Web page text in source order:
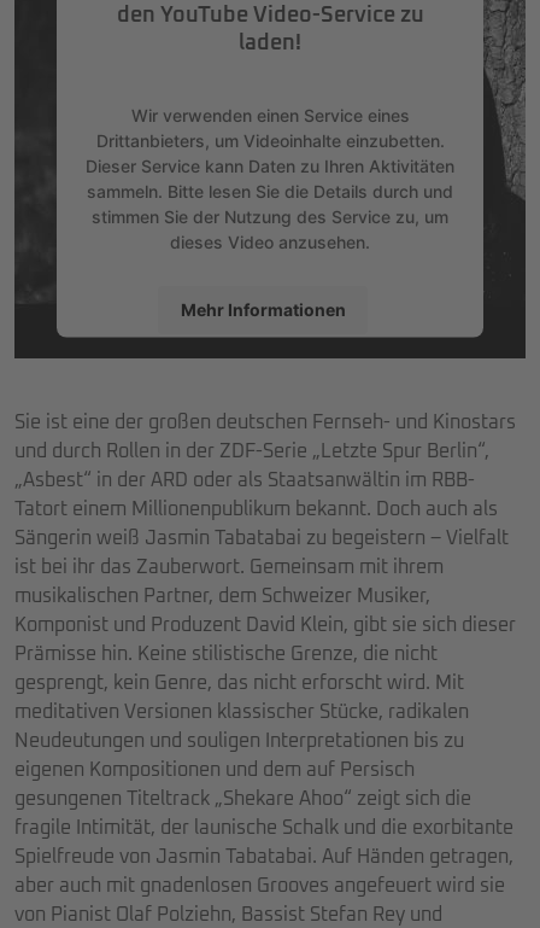
Sie ist eine der großen deutschen Fernseh- und Kinostars
und durch Rollen in der ZDF-Serie „Letzte Spur Berlin“,
„Asbest“ in der ARD oder als Staatsanwältin im RBB-
Tatort einem Millionenpublikum bekannt. Doch auch als
Sängerin weiß Jasmin Tabatabai zu begeistern – Vielfalt
ist bei ihr das Zauberwort. Gemeinsam mit ihrem
musikalischen Partner, dem Schweizer Musiker,
Komponist und Produzent David Klein, gibt sie sich dieser
Prämisse hin. Keine stilistische Grenze, die nicht
gesprengt, kein Genre, das nicht erforscht wird. Mit
meditativen Versionen klassischer Stücke, radikalen
Neudeutungen und souligen Interpretationen bis zu
eigenen Kompositionen und dem auf Persisch
gesungenen Titeltrack „Shekare Ahoo“ zeigt sich die
fragile Intimität, der launische Schalk und die exorbitante
Spielfreude von Jasmin Tabatabai. Auf Händen getragen,
aber auch mit gnadenlosen Grooves angefeuert wird sie
von Pianist Olaf Polziehn, Bassist Stefan Rey und
den YouTube Video-Service zu
laden!
Wir verwenden einen Service eines
Drittanbieters, um Videoinhalte einzubetten.
Dieser Service kann Daten zu Ihren Aktivitäten
sammeln. Bitte lesen Sie die Details durch und
stimmen Sie der Nutzung des Service zu, um
dieses Video anzusehen.
Mehr Informationen
powered byUsercentrics Consent
Management Platform
& eRecht24